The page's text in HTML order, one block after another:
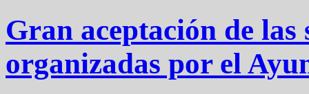
Gran aceptación de
organizadas por el